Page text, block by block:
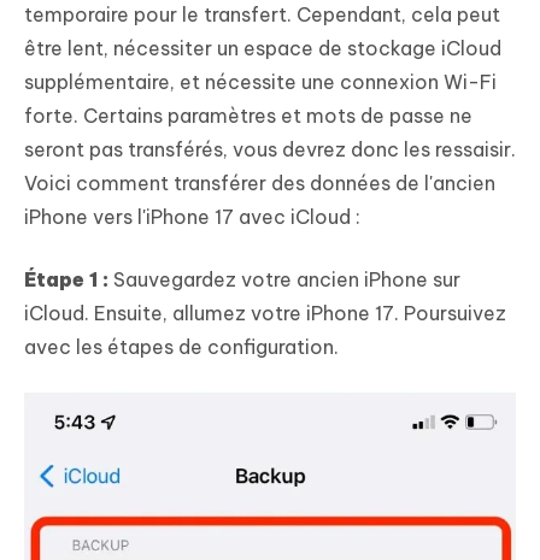
temporaire pour le transfert. Cependant, cela peut
être lent, nécessiter un espace de stockage iCloud
supplémentaire, et nécessite une connexion Wi-Fi
forte. Certains paramètres et mots de passe ne
seront pas transférés, vous devrez donc les ressaisir.
Voici comment transférer des données de l'ancien
iPhone vers l'iPhone 17 avec iCloud :
Étape 1 : Sauvegardez votre ancien iPhone sur
iCloud. Ensuite, allumez votre iPhone 17. Poursuivez
avec les étapes de configuration.